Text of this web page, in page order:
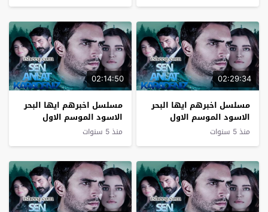
02:29:34
مسلسل اخبرهم ايها البحر
الاسود الموسم الاول
الحلقة 4
منذ 5 سنوات
02:14:50
مسلسل اخبرهم ايها البحر
الاسود الموسم الاول
الحلقة 3
منذ 5 سنوات